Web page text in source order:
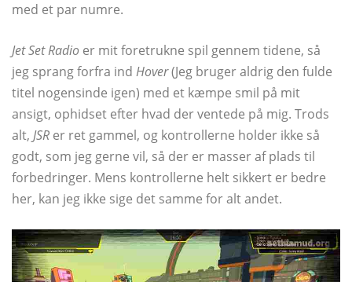
med et par numre.
Jet Set Radio er mit foretrukne spil gennem tidene, så
jeg sprang forfra ind Hover(Jeg bruger aldrig den fulde
titel nogensinde igen) med et kæmpe smil på mit
ansigt, ophidset efter hvad der ventede på mig. Trods
alt, JSR er ret gammel, og kontrollerne holder ikke så
godt, som jeg gerne vil, så der er masser af plads til
forbedringer. Mens kontrollerne helt sikkert er bedre
her, kan jeg ikke sige det samme for alt andet.